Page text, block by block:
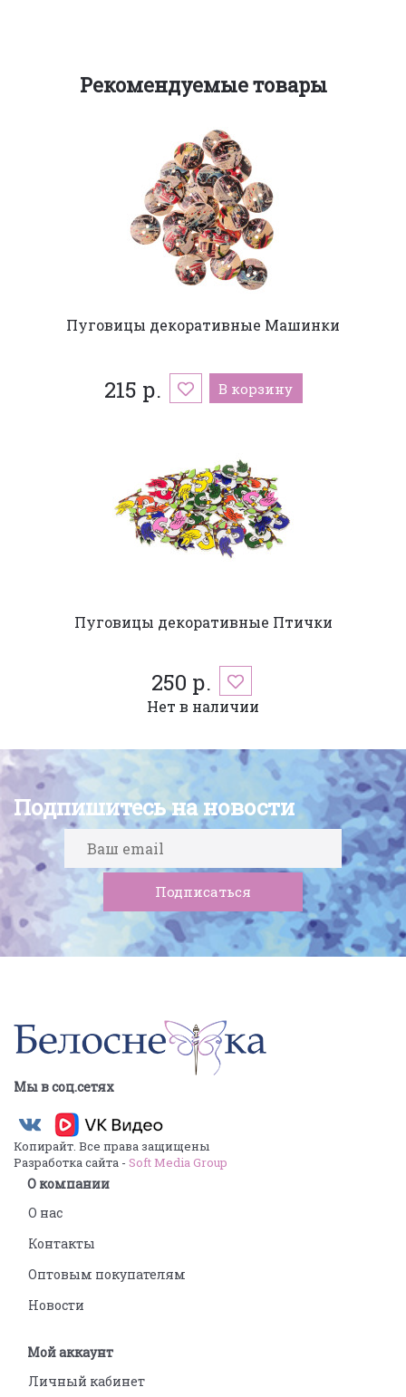
Рекомендуемые товары
Пуговицы декоративные Машинки
215 р. В корзину
Пуговицы декоративные Птички
250 р.
Нет в наличии
Подпишитесь на новости
Мы в соц.сетях
Копирайт. Все права защищены
Разработка сайта - Soft Media Group
О компании
О нас
Контакты
Оптовым покупателям
Новости
Мой аккаунт
Личный кабинет